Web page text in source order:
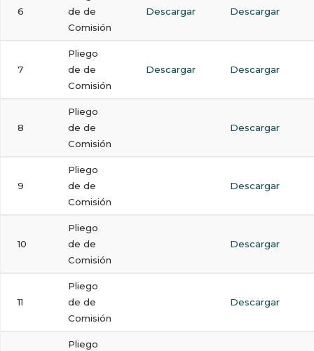
6
de de
Comisión
Descargar Descargar
7
Pliego
de de
Comisión
Descargar Descargar
8
Pliego
de de
Comisión
Descargar
9
Pliego
de de
Comisión
Descargar
10
Pliego
de de
Comisión
Descargar
11
Pliego
de de
Comisión
Descargar
Pliego